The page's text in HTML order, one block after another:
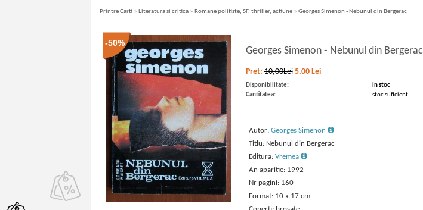
Printre Carti » Literatura si critica » Romane politiste, SF, thriller, actiune » Georges Simenon - Nebunul din Bergerac
-50%
Georges Simenon - Nebunul din Bergerac
Pret:10,00Lei 5,00 Lei
Disponibilitate:
in stoc
Cantitatea:
stoc suficient
Autor: Georges Simenon
Titlu: Nebunul din Bergerac
Editura: Vremea
An aparitie: 1992
Nr pagini: 160
Format: 10 x 17 cm